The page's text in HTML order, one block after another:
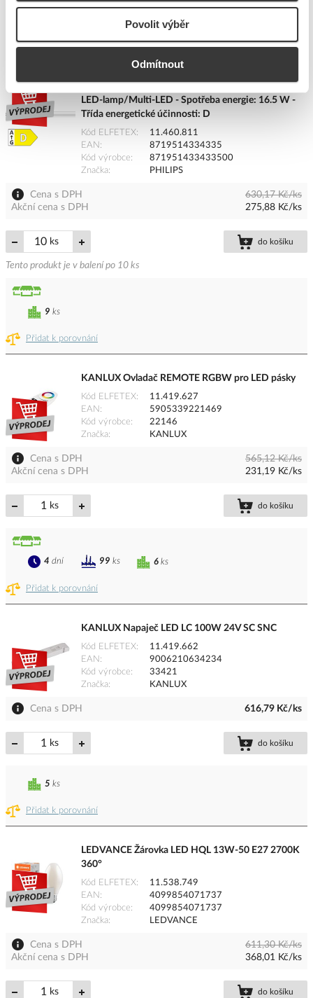
Povolit výběr
Odmítnout
Přidat k porovnání
LED-lamp/Multi-LED - Spotřeba energie: 16.5 W -
Třída energetické účinnosti: D
Kód ELFETEX
11.460.811
EAN
8719514334335
Kód výrobce
871951433433500
Značka
PHILIPS
Cena s DPH
630,17 Kč/ks
Akční cena s DPH
275,88 Kč/ks
ks do košíku
Tento produkt je v balení po 10 ks
Přidat k porovnání
9 ks
KANLUX Ovladač REMOTE RGBW pro LED pásky
Kód ELFETEX
11.419.627
EAN
5905339221469
Kód výrobce
22146
Značka
KANLUX
Cena s DPH
565,12 Kč/ks
Akční cena s DPH
231,19 Kč/ks
ks do košíku
Přidat k porovnání
6 ks
4 dní 99 ks
KANLUX Napaječ LED LC 100W 24V SC SNC
Kód ELFETEX
11.419.662
EAN
9006210634234
Kód výrobce
33421
Značka
KANLUX
Cena s DPH 616,79 Kč/ks
ks do košíku
Přidat k porovnání
5 ks
LEDVANCE Žárovka LED HQL 13W-50 E27 2700K
360°
Kód ELFETEX
11.538.749
EAN
4099854071737
Kód výrobce
4099854071737
Značka
LEDVANCE
Cena s DPH
611,30 Kč/ks
Akční cena s DPH
368,01 Kč/ks
ks do košíku